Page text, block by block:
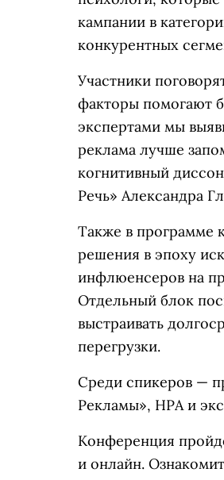
кампании в
конкурентных
Участники
факторы помогают
экспертами мы
реклама лучше
когнитивный
Речь» Александра
Также в программе
решения в эпоху
инфлюенсеров на
Отдельный блок
выстраивать
перегрузки.
Среди спикеров —
Рекламы», НРА и
Конференция
и онлайн.